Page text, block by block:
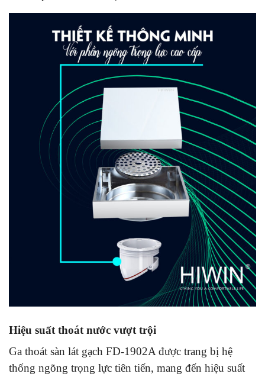
Hiệu suất thoát nước vượt trội
Ga thoát sàn lát gạch FD-1902A được trang bị hệ
thống ngõng trọng lực tiên tiến, mang đến hiệu suất